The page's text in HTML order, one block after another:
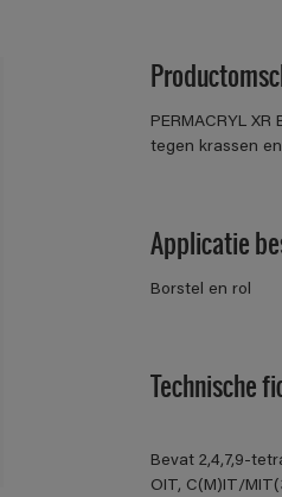
PERMACRYL
tegen krassen
Applicatie
Borstel en rol
Technische
Bevat 2,4,7,9-
OIT, C(M)IT/